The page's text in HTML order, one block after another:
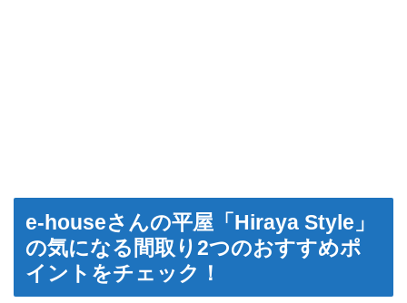
e-houseさんの平屋「Hiraya Style」
の気になる間取り2つのおすすめポ
イントをチェック！